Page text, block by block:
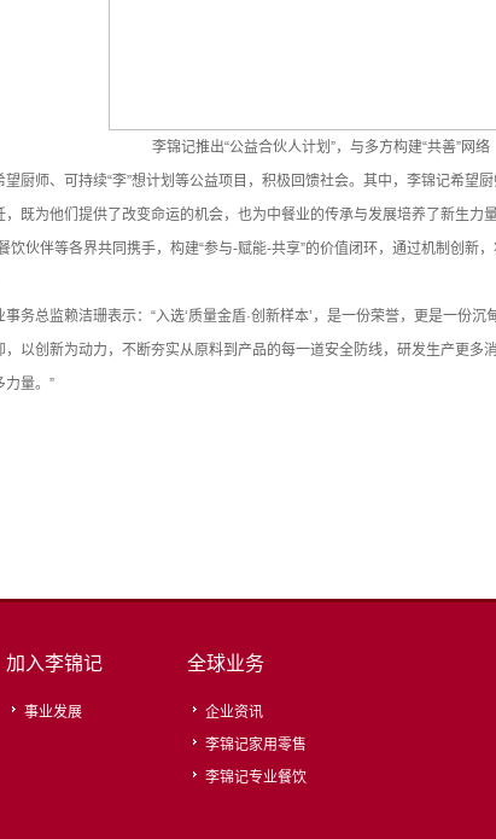
李锦记推出“公益合伙人计划”，与多方构建“共善”网络
望厨师、可持续“李”想计划等公益项目，积极回馈社会。其中，李锦记希望
，既为他们提供了改变命运的机会，也为中餐业的传承与发展培养了新生力
饮伙伴等各界共同携手，构建“参与-赋能-共享”的价值闭环，通过机制创新
务总监赖洁珊表示：“入选‘质量金盾·创新样本’，是一份荣誉，更是一份
，以创新为动力，不断夯实从原料到产品的每一道安全防线，研发生产更多
力量。”
加入李锦记
事业发展
全球业务
企业资讯
李锦记家用零售
李锦记专业餐饮